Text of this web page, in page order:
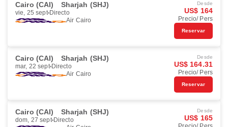
Cairo (CAI) Sharjah (SHJ)
vie, 25 sept Directo
Air Cairo
Desde
US$ 164
Precio/ Pers
Reservar
Cairo (CAI) Sharjah (SHJ)
mar, 22 sept Directo
Air Cairo
Desde
US$ 164.31
Precio/ Pers
Reservar
Cairo (CAI) Sharjah (SHJ)
dom, 27 sept Directo
Desde
US$ 165